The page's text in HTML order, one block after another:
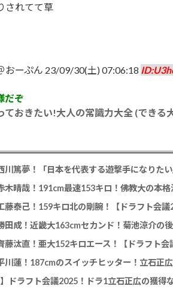
されてて草
おーぷん 23/09/30(土) 07:06:18
だぞ
ておきたい!大人の常識力大全 (できる
川篤夢！「日本を代表する遊撃手になりた
木晴哉！191cm最速153キロ！佛教大の本格
藤泰己！159キロ北の剛腕！【ドラフト会議
田成！近畿大163cmセカンド！菊池涼介の
藤汰直！亜大152キロエース！【ドラフト会
】ドラフト会議2025！ドラ1立石正広の獲得